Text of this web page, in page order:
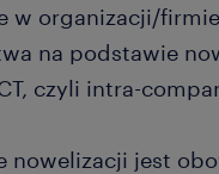
w organizacji/
na podstawie
czyli intra-
nowelizacji jest